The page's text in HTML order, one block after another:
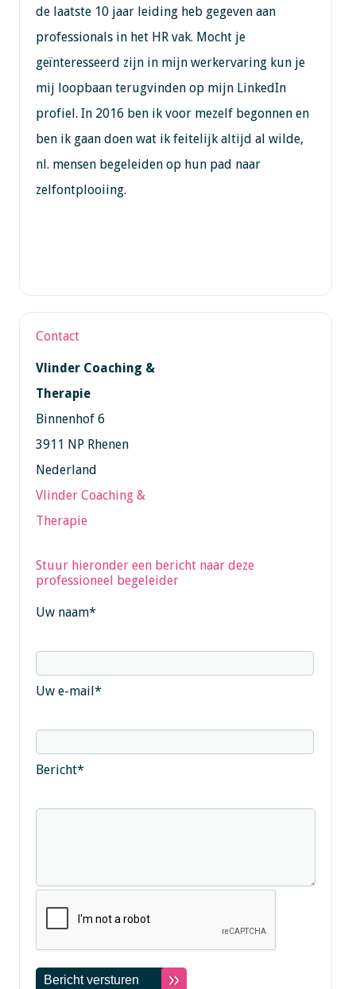
de laatste 10 jaar leiding heb gegeven aan
professionals in het HR vak. Mocht je
geïnteresseerd zijn in mijn werkervaring kun je
mij loopbaan terugvinden op mijn LinkedIn
profiel. In 2016 ben ik voor mezelf begonnen en
ben ik gaan doen wat ik feitelijk altijd al wilde,
nl. mensen begeleiden op hun pad naar
zelfontplooiing.
Contact
Vlinder Coaching &
Therapie
Binnenhof 6
3911 NP Rhenen
Nederland
Vlinder Coaching &
Therapie
Stuur hieronder een bericht naar deze
professioneel begeleider
Uw naam*
Uw e-mail*
Bericht*